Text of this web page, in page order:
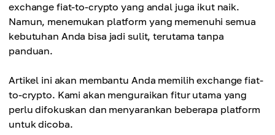
exchange fiat-to-crypto yang andal juga ikut naik.
Namun, menemukan platform yang memenuhi semua
kebutuhan Anda bisa jadi sulit, terutama tanpa
panduan.
Artikel ini akan membantu Anda memilih exchange fiat-
to-crypto. Kami akan menguraikan fitur utama yang
perlu difokuskan dan menyarankan beberapa platform
untuk dicoba.